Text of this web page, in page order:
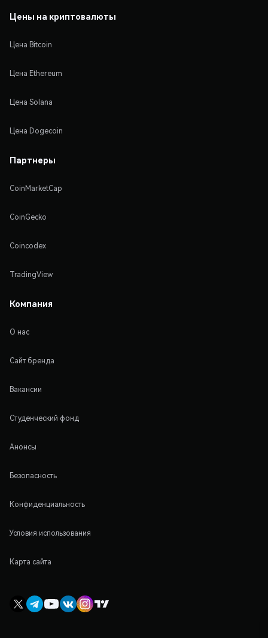
Цены на криптовалюты
Цена Bitcoin
Цена Ethereum
Цена Solana
Цена Dogecoin
Партнеры
CoinMarketCap
CoinGecko
Coincodex
TradingView
Компания
О нас
Сайт бренда
Вакансии
Студенческий фонд
Анонсы
Безопасность
Конфиденциальность
Условия использования
Карта сайта